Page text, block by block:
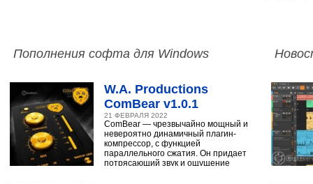
Пополнения софта для Windows
W.A. Productions
ComBear v1.0.1
21 ФЕВРАЛЯ 2022
ComBear — чрезвычайно мощный и
невероятно динамичный плагин-
компрессор, с функцией
параллельного сжатия. Он придает
потрясающий звук и ощущение